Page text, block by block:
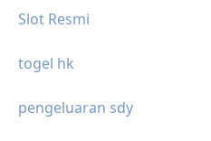
Slot Resmi
togel hk
pengeluaran sdy